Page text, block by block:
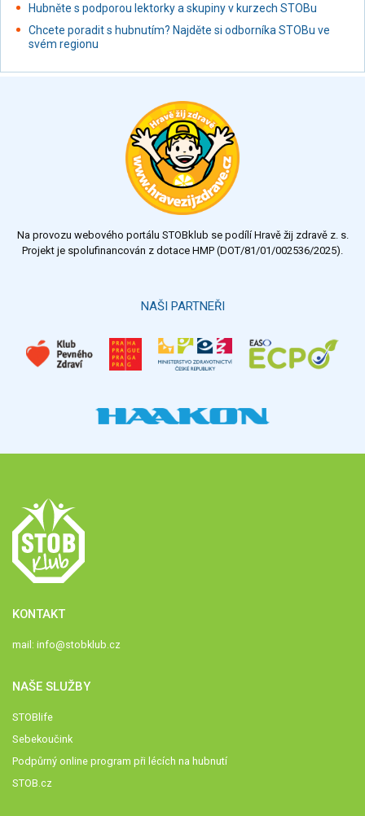
Hubněte s podporou lektorky a skupiny v kurzech STOBu
Chcete poradit s hubnutím? Najděte si odborníka STOBu ve
svém regionu
Na provozu webového portálu STOBklub se podílí Hravě žij zdravě z. s.
Projekt je spolufinancován z dotace HMP (DOT/81/01/002536/2025).
NAŠI PARTNEŘI
KONTAKT
mail: info@stobklub.cz
NAŠE SLUŽBY
STOBlife
Sebekoučink
Podpůrný online program při lécích na hubnutí
STOB.cz